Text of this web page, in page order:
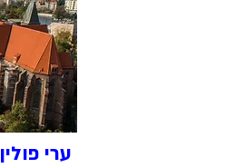
ערי פולין